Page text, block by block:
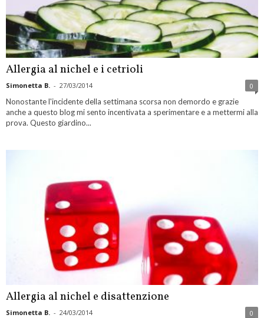
Allergia al nichel e i cetrioli
Simonetta B. - 27/03/2014 0
Nonostante l'incidente della settimana scorsa non demordo e grazie
anche a questo blog mi sento incentivata a sperimentare e a mettermi alla
prova. Questo giardino...
Allergia al nichel e disattenzione
Simonetta B. - 24/03/2014 0